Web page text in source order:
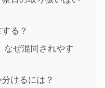
る？
なぜ混同されやす
けるには？